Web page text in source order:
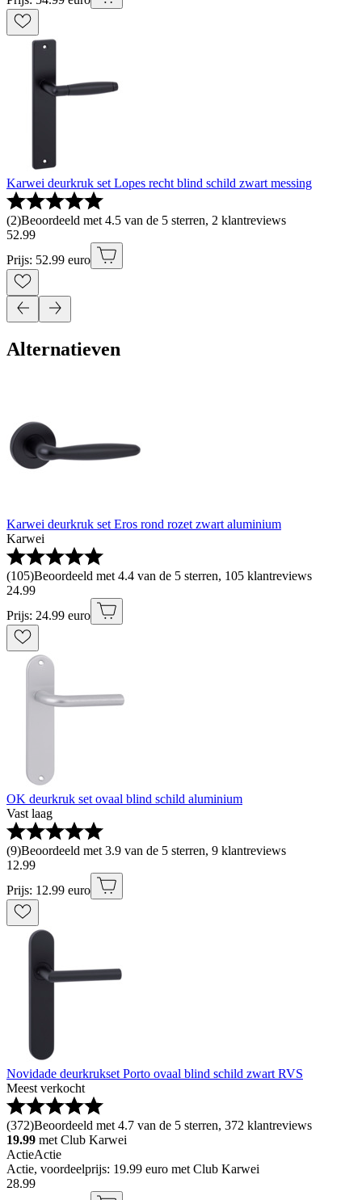
Karwei deurkruk set Lopes recht blind schild zwart messing
(2)Beoordeeld met 4.5 van de 5 sterren, 2 klantreviews
52.99
Prijs: 52.99 euro
Alternatieven
Karwei deurkruk set Eros rond rozet zwart aluminium
Karwei
(105)Beoordeeld met 4.4 van de 5 sterren, 105 klantreviews
24.99
Prijs: 24.99 euro
OK deurkruk set ovaal blind schild aluminium
Vast laag
(9)Beoordeeld met 3.9 van de 5 sterren, 9 klantreviews
12.99
Prijs: 12.99 euro
Novidade deurkrukset Porto ovaal blind schild zwart RVS
Meest verkocht
(372)Beoordeeld met 4.7 van de 5 sterren, 372 klantreviews
19.99 met Club Karwei
ActieActie
Actie, voordeelprijs: 19.99 euro met Club Karwei
28.99